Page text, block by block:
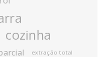
cozinha
extração total